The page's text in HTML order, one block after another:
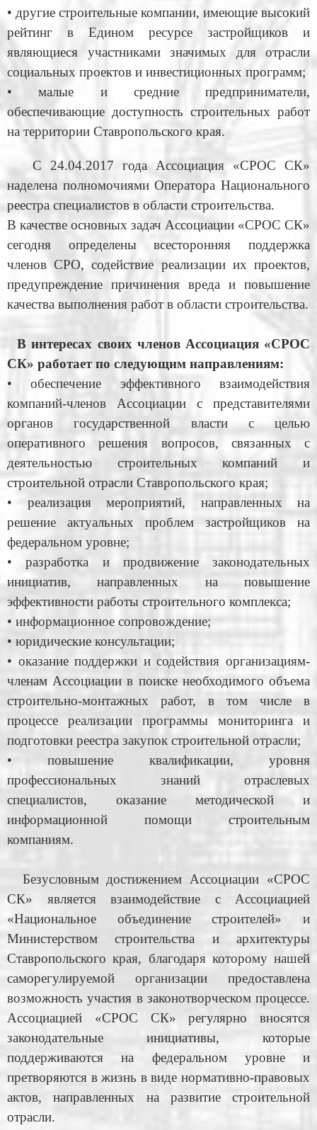
• другие строительные компании, имеющие высокий
рейтинг в Едином ресурсе застройщиков и
являющиеся участниками значимых для отрасли
социальных проектов и инвестиционных программ;
• малые и средние предприниматели,
обеспечивающие доступность строительных работ
на территории Ставропольского края.
С 24.04.2017 года Ассоциация «СРОС СК»
наделена полномочиями Оператора Национального
реестра специалистов в области строительства.
В качестве основных задач Ассоциации «СРОС СК»
сегодня определены всесторонняя поддержка
членов СРО, содействие реализации их проектов,
предупреждение причинения вреда и повышение
качества выполнения работ в области строительства.
В интересах своих членов Ассоциация «СРОС
СК» работает по следующим направлениям:
• обеспечение эффективного взаимодействия
компаний-членов Ассоциации с представителями
органов государственной власти с целью
оперативного решения вопросов, связанных с
деятельностью строительных компаний и
строительной отрасли Ставропольского края;
• реализация мероприятий, направленных на
решение актуальных проблем застройщиков на
федеральном уровне;
• разработка и продвижение законодательных
инициатив, направленных на повышение
эффективности работы строительного комплекса;
• информационное сопровождение;
• юридические консультации;
• оказание поддержки и содействия организациям-
членам Ассоциации в поиске необходимого объема
строительно-монтажных работ, в том числе в
процессе реализации программы мониторинга и
подготовки реестра закупок строительной отрасли;
• повышение квалификации, уровня
профессиональных знаний отраслевых
специалистов, оказание методической и
информационной помощи строительным
компаниям.
Безусловным достижением Ассоциации «СРОС
СК» является взаимодействие с Ассоциацией
«Национальное объединение строителей» и
Министерством строительства и архитектуры
Ставропольского края, благодаря которому нашей
саморегулируемой организации предоставлена
возможность участия в законотворческом процессе.
Ассоциацией «СРОС СК» регулярно вносятся
законодательные инициативы, которые
поддерживаются на федеральном уровне и
претворяются в жизнь в виде нормативно-правовых
актов, направленных на развитие строительной
отрасли.